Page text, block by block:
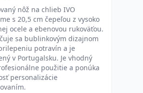
nôž na chlieb IVO
s 20,5 cm čepeľou z vysoko
ocele a ebenovou rukoväťou.
sa bublinkovým dizajnom
potravín a je
v Portugalsku. Je vhodný
použitie a ponúka
personalizácie